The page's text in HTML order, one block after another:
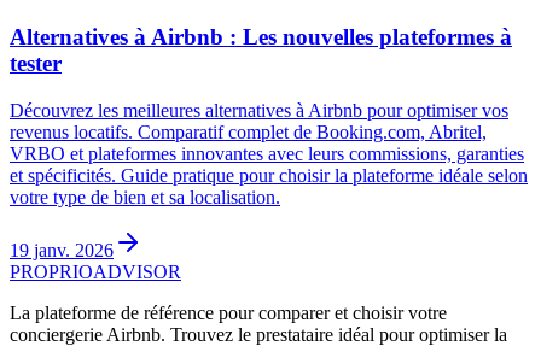
Alternatives à Airbnb : Les nouvelles plateformes à
tester
Découvrez les meilleures alternatives à Airbnb pour optimiser vos
revenus locatifs. Comparatif complet de Booking.com, Abritel,
VRBO et plateformes innovantes avec leurs commissions, garanties
et spécificités. Guide pratique pour choisir la plateforme idéale selon
votre type de bien et sa localisation.
19 janv. 2026
PROPRIOADVISOR
La plateforme de référence pour comparer et choisir votre
conciergerie Airbnb. Trouvez le prestataire idéal pour optimiser la